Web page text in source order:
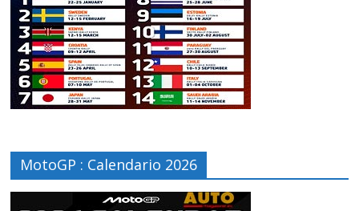
MotoGP : Calendario 2026